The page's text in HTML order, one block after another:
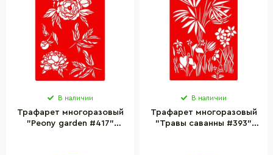
В наличии
Трафарет многоразовый
"Peony garden #417"
В наличии
Трафарет многоразовый
"Травы саванны #393"